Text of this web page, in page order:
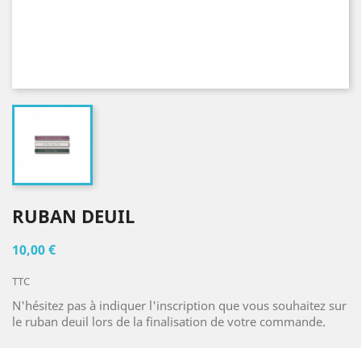
RUBAN DEUIL
10,00 €
TTC
N'hésitez pas à indiquer l'inscription que vous souhaitez sur
le ruban deuil lors de la finalisation de votre commande.